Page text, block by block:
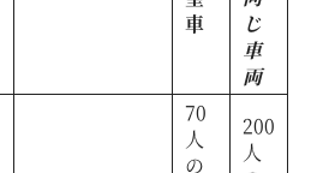
車
じ
車
両
70
人
の
200
人